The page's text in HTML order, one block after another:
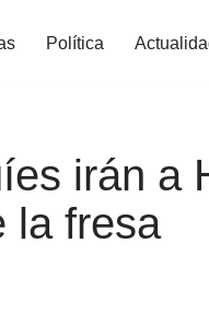
Política
irán a
la fresa